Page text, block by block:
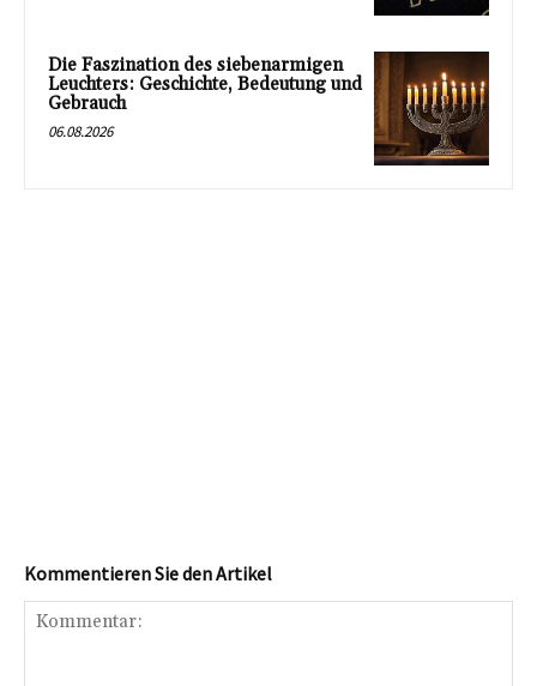
Die Faszination des siebenarmigen
Leuchters: Geschichte, Bedeutung und
Gebrauch
06.08.2026
Kommentieren Sie den Artikel